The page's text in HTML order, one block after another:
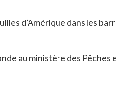
d’Amérique dans les
au ministère des Pêches